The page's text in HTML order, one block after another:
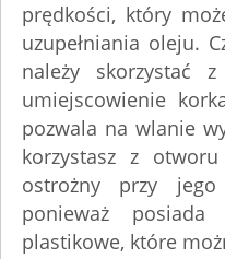
prędkości, który
uzupełniania oleju.
należy skorzystać
umiejscowienie
pozwala na wlanie
korzystasz z
ostrożny przy
ponieważ
plastikowe, które